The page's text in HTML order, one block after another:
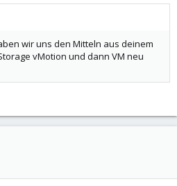
wir uns den Mitteln aus deinem
vMotion und dann VM neu